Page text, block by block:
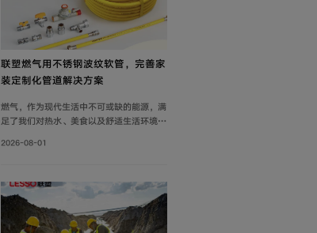
联塑燃气用不锈钢波纹软管，完善家
装定制化管道解决方案
燃气，作为现代生活中不可或缺的能源，满
足了我们对热水、美食以及舒适生活环境的
关注。联塑围绕家装场景打造定制化管道解
户营造安心居家环境。
2026-08-01